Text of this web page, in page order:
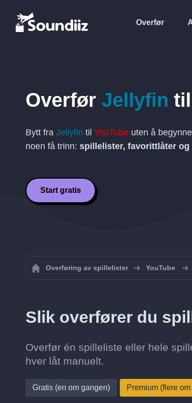
Overfør
Overfør Jellyfin til
Bytt fra Jellyfin til YouTube uten å
noen få trinn: spillelister, favorittlåter og
Start gratis
Overføring av spillelister YouTube
Slik overfører du
Overfør én spilleliste eller hele
hver låt manuelt.
Gratis (en om gangen) Premium (flere